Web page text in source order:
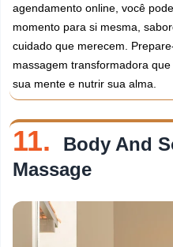
agendamento online, você
momento para si mesma,
cuidado que merecem.
massagem transformadora
sua mente e nutrir sua alma.
11.
Body And
Massage